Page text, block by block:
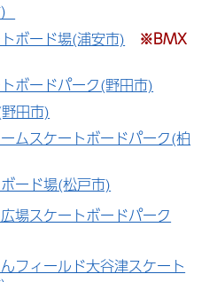
ボード場(浦安市)
※BMX
ボードパーク(野田市)
田市)
ムスケートボードパーク(柏
ード場(松戸市)
場スケートボードパーク
フィールド大谷津スケート